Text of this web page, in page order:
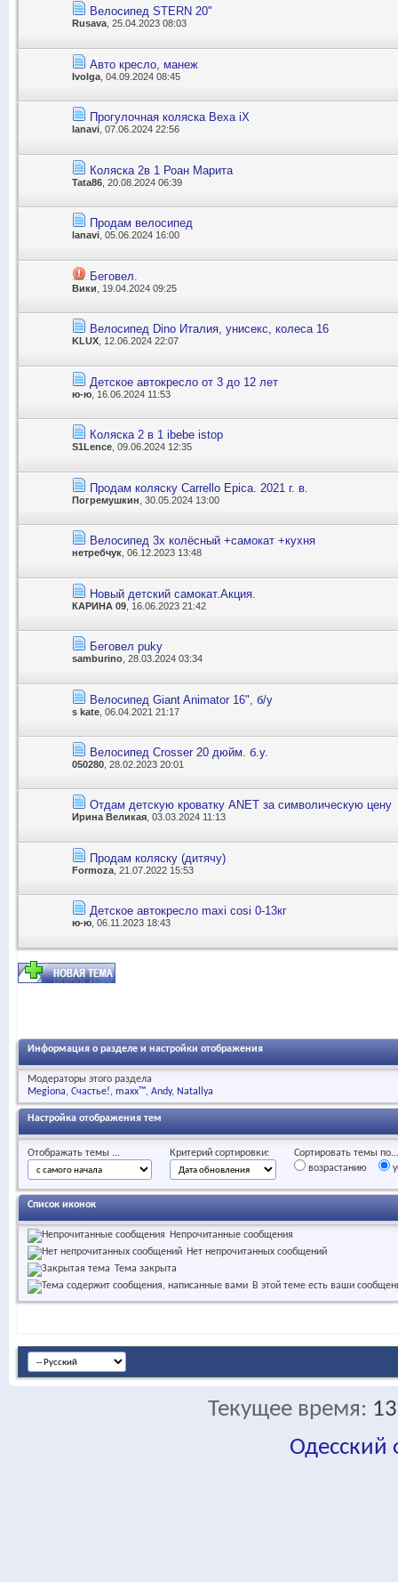
Велосипед STERN 20"
Rusava, 25.04.2023 08:03
Авто кресло, манеж
Ivolga , 04.09.2024 08:45
Прогулочная коляска Bexa iX
lanavi , 07.06.2024 22:56
Коляска 2в 1 Роан Марита
Tata86 , 20.08.2024 06:39
Продам велосипед
lanavi , 05.06.2024 16:00
Беговел.
Вики , 19.04.2024 09:25
Велосипед Dino Италия, унисекс, колеса 16
KLUX , 12.06.2024 22:07
Детское автокресло от 3 до 12 лет
ю-ю , 16.06.2024 11:53
Коляска 2 в 1 ibebe istop
S1Lence , 09.06.2024 12:35
Продам коляску Carrello Epica. 2021 г. в.
Погремушкин , 30.05.2024 13:00
Велосипед 3х колёсный +самокат +кухня
нетребчук , 06.12.2023 13:48
Новый детский самокат.Акция.
КАРИНА 09 , 16.06.2023 21:42
Беговел puky
samburino , 28.03.2024 03:34
Велосипед Giant Animator 16", б/у
s kate , 06.04.2021 21:17
Велосипед Crosser 20 дюйм. б.у.
050280 , 28.02.2023 20:01
Отдам детскую кроватку ANET за символическую цену
Ирина Великая, 03.03.2024 11:13
Продам коляску (дитячу)
Formoza , 21.07.2022 15:53
Детское автокресло maxi cosi 0-13кг
ю-ю , 06.11.2023 18:43
Информация о разделе и настройки отображения
Модераторы этого раздела
Megiona Счастье! maxx™ Andy Natallya
Настройка отображения тем
Отображать темы ... Критерий сортировки:
Сортировать темы по...
возрастанию
Список иконок
Непрочитанные сообщения
Нет непрочитанных сообщений
Тема закрыта
В этой теме есть ваши
Текущее время:
Одесский